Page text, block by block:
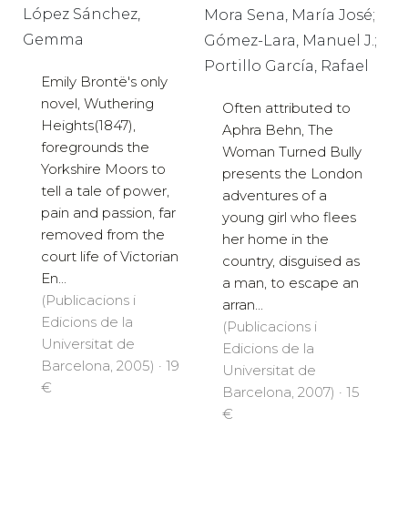
López Sánchez,
Gemma
Emily Brontë's only
novel, Wuthering
Heights(1847),
foregrounds the
Yorkshire Moors to
tell a tale of power,
pain and passion, far
removed from the
court life of Victorian
En...
(Publicacions i
Edicions de la
Universitat de
Barcelona, 2005) · 19
€
Mora Sena, María José;
Gómez-Lara, Manuel J.;
Portillo García, Rafael
Often attributed to
Aphra Behn, The
Woman Turned Bully
presents the London
adventures of a
young girl who flees
her home in the
country, disguised as
a man, to escape an
arran...
(Publicacions i
Edicions de la
Universitat de
Barcelona, 2007) · 15
€